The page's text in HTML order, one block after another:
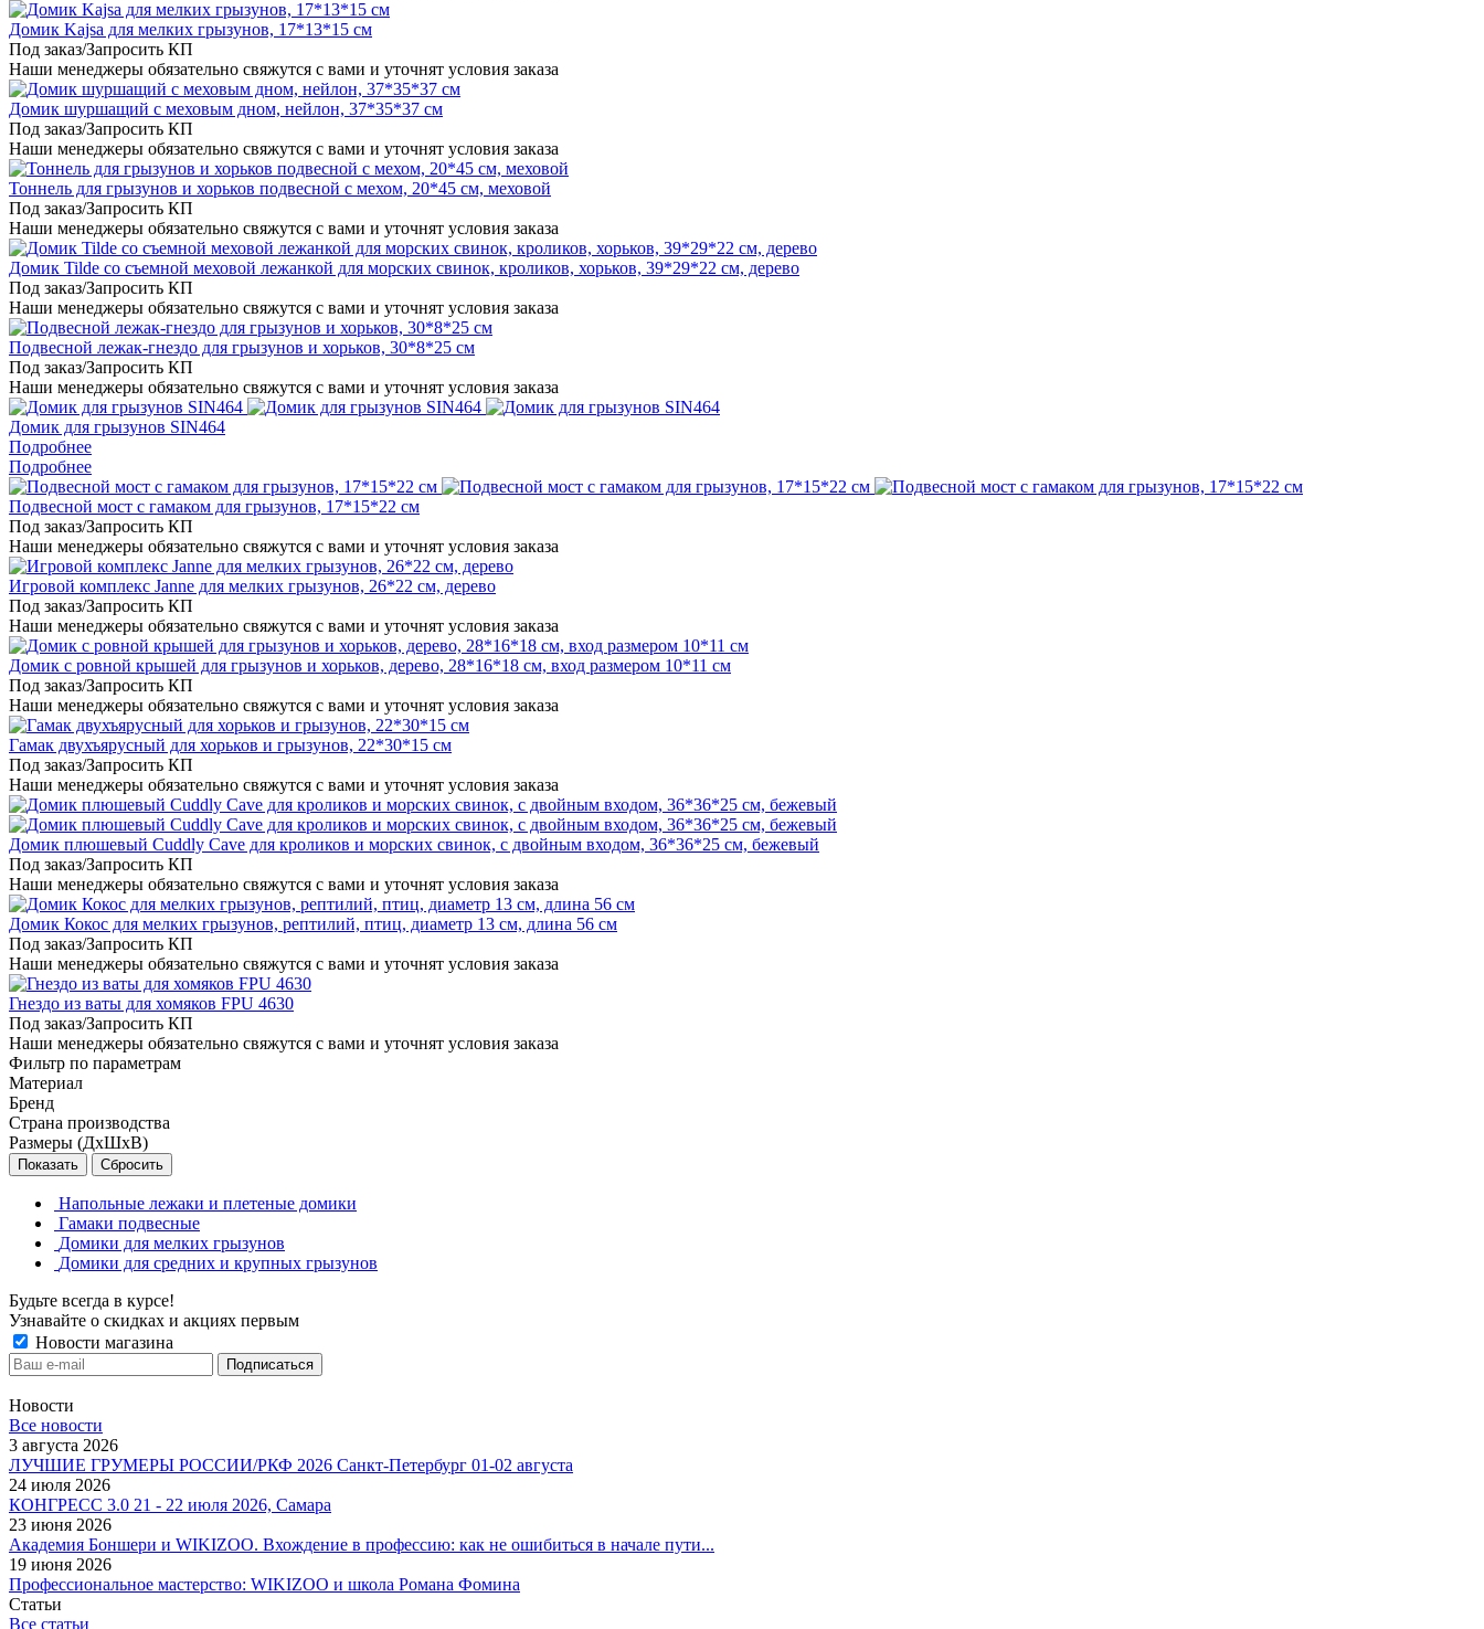
Домик Kajsa для мелких грызунов, 17*13*15 см
Под заказ/Запросить КП
Наши менеджеры обязательно свяжутся с вами и уточнят условия заказа
Домик шуршащий с меховым дном, нейлон, 37*35*37 см
Под заказ/Запросить КП
Наши менеджеры обязательно свяжутся с вами и уточнят условия заказа
Тоннель для грызунов и хорьков подвесной с мехом, 20*45 см, меховой
Под заказ/Запросить КП
Наши менеджеры обязательно свяжутся с вами и уточнят условия заказа
Домик Tilde со съемной меховой лежанкой для морских свинок, кроликов, хорьков, 39*29*22 см, дерево
Под заказ/Запросить КП
Наши менеджеры обязательно свяжутся с вами и уточнят условия заказа
Подвесной лежак-гнездо для грызунов и хорьков, 30*8*25 см
Под заказ/Запросить КП
Наши менеджеры обязательно свяжутся с вами и уточнят условия заказа
Домик для грызунов SIN464
Подробнее
Подробнее
Подвесной мост с гамаком для грызунов, 17*15*22 см
Под заказ/Запросить КП
Наши менеджеры обязательно свяжутся с вами и уточнят условия заказа
Игровой комплекс Janne для мелких грызунов, 26*22 см, дерево
Под заказ/Запросить КП
Наши менеджеры обязательно свяжутся с вами и уточнят условия заказа
Домик с ровной крышей для грызунов и хорьков, дерево, 28*16*18 см, вход размером 10*11 см
Под заказ/Запросить КП
Наши менеджеры обязательно свяжутся с вами и уточнят условия заказа
Гамак двухъярусный для хорьков и грызунов, 22*30*15 см
Под заказ/Запросить КП
Наши менеджеры обязательно свяжутся с вами и уточнят условия заказа
Домик плюшевый Cuddly Cave для кроликов и морских свинок, с двойным входом, 36*36*25 см, бежевый
Под заказ/Запросить КП
Наши менеджеры обязательно свяжутся с вами и уточнят условия заказа
Домик Кокос для мелких грызунов, рептилий, птиц, диаметр 13 см, длина 56 см
Под заказ/Запросить КП
Наши менеджеры обязательно свяжутся с вами и уточнят условия заказа
Гнездо из ваты для хомяков FPU 4630
Под заказ/Запросить КП
Наши менеджеры обязательно свяжутся с вами и уточнят условия заказа
Фильтр по параметрам
Материал
Бренд
Страна производства
Размеры (ДхШхВ)
Сбросить
Напольные лежаки и плетеные домики
Гамаки подвесные
Домики для мелких грызунов
Домики для средних и крупных грызунов
Будьте всегда в курсе!
Узнавайте о скидках и акциях первым
Новости магазина
Новости
Все новости
3 августа 2026
ЛУЧШИЕ ГРУМЕРЫ РОССИИ/РКФ 2026 Санкт-Петербург 01-02 августа
24 июля 2026
КОНГРЕСС 3.0 21 - 22 июля 2026, Самара
23 июня 2026
Академия Боншери и WIKIZOO. Вхождение в профессию: как не ошибиться в начале пути...
19 июня 2026
Профессиональное мастерство: WIKIZOO и школа Романа Фомина
Статьи
Все статьи